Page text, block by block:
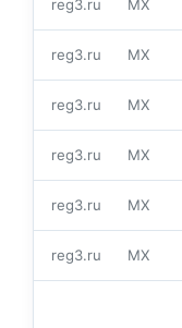
reg3.ru MX
reg3.ru MX
reg3.ru MX
reg3.ru MX
reg3.ru MX
reg3.ru MX